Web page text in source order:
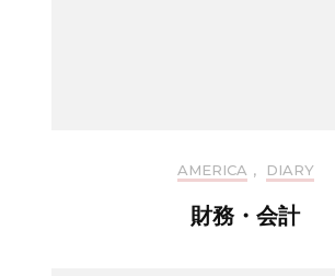
AMERICA , DIARY
財務・会計